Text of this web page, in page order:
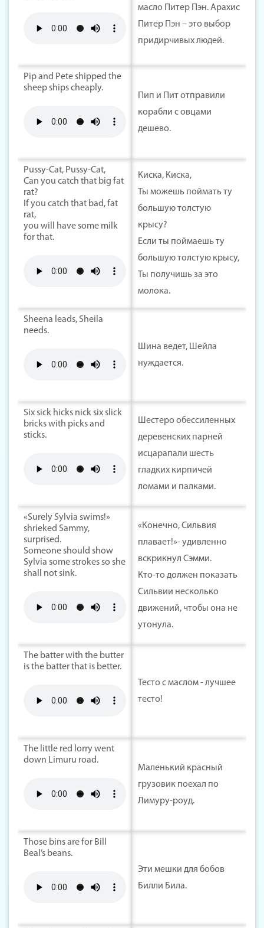
масло Питер Пэн. Арахис
Питер Пэн – это выбор
придирчивых людей.
Pip and Pete shipped the
sheep ships cheaply.
Пип и Пит отправили
корабли с овцами
дешево.
Pussy-Cat, Pussy-Cat,
Can you catch that big fat
rat?
If you catch that bad, fat
rat,
you will have some milk
for that.
Киска, Киска,
Ты можешь поймать ту
большую толстую
крысу?
Если ты поймаешь ту
большую толстую крысу,
Ты получишь за это
молока.
Sheena leads, Sheila
needs.
Шина ведет, Шейла
нуждается.
Six sick hicks nick six slick
bricks with picks and
sticks.
Шестеро обессиленных
деревенских парней
исцарапали шесть
гладких кирпичей
ломами и палками.
«Surely Sylvia swims!»
shrieked Sammy,
surprised.
Someone should show
Sylvia some strokes so she
shall not sink.
«Конечно, Сильвия
плавает!»- удивленно
вскрикнул Сэмми.
Кто-то должен показать
Сильвии несколько
движений, чтобы она не
утонула.
The batter with the butter
is the batter that is better.
Тесто с маслом - лучшее
тесто!
The little red lorry went
down Limuru road.
Маленький красный
грузовик поехал по
Лимуру-роуд.
Those bins are for Bill
Beal’s beans.
Эти мешки для бобов
Билли Била.